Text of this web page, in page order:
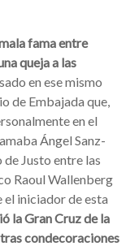
fama entre
queja a las
en ese mismo
de Embajada que,
en el
Ángel Sanz-
Justo entre las
Raoul Wallenberg
el iniciador de esta
la Gran Cruz de la
condecoraciones